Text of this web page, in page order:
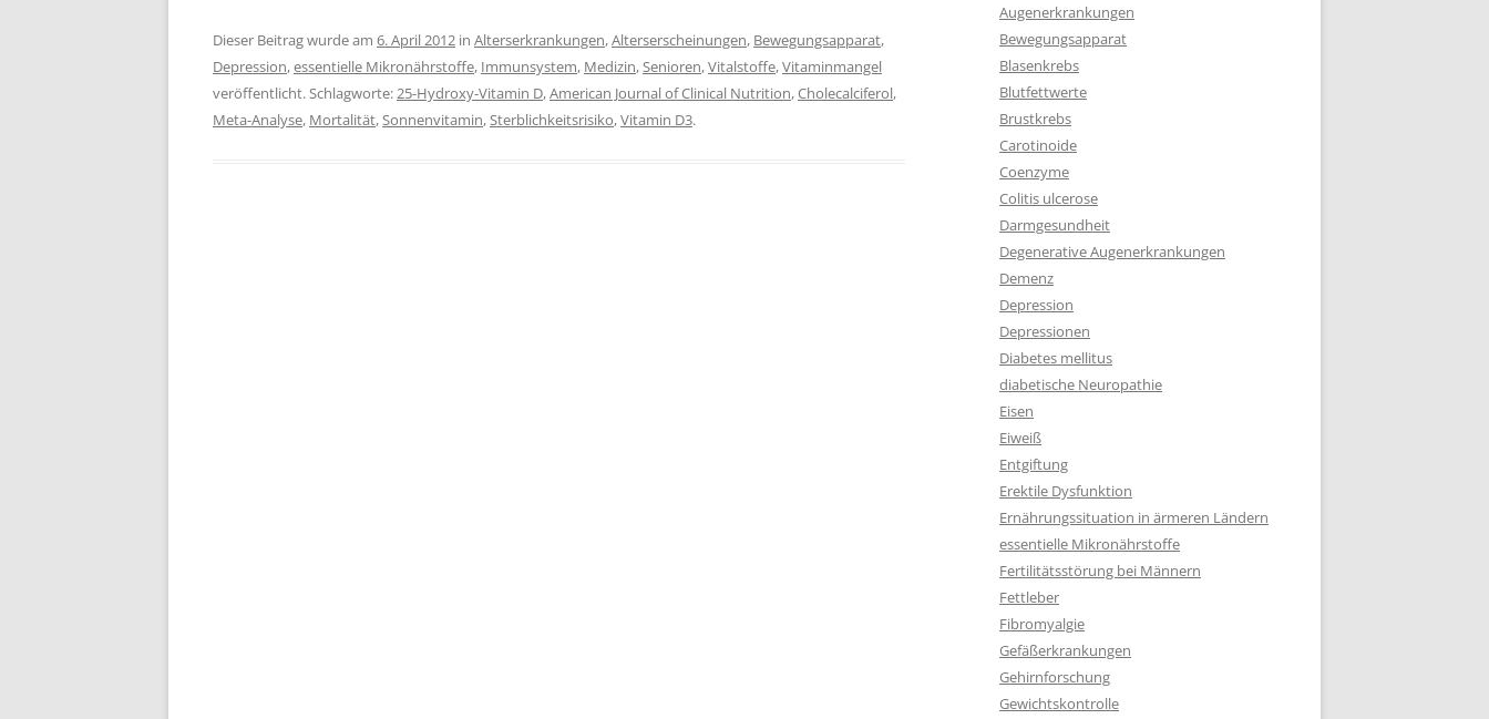
Dieser Beitrag wurde am 6. April 2012 in Alterserkrankungen,Alterserscheinungen, Bewegungsapparat,
Depression,essentielle Mikronährstoffe, Immunsystem, Medizin,Senioren,Vitalstoffe,Vitaminmangel
veröffentlicht. Schlagworte:25-Hydroxy-Vitamin D,American Journal of Clinical Nutrition,Cholecalciferol,
Meta-Analyse, Mortalität,Sonnenvitamin,Sterblichkeitsrisiko,Vitamin D3.
Augenerkrankungen
Bewegungsapparat
Blasenkrebs
Blutfettwerte
Brustkrebs
Carotinoide
Coenzyme
Colitis ulcerose
Darmgesundheit
Degenerative Augenerkrankungen
Demenz
Depression
Depressionen
Diabetes mellitus
diabetische Neuropathie
Eisen
Eiweiß
Entgiftung
Erektile Dysfunktion
Ernährungssituation in ärmeren Ländern
essentielle Mikronährstoffe
Fertilitätsstörung bei Männern
Fettleber
Fibromyalgie
Gefäßerkrankungen
Gehirnforschung
Gewichtskontrolle